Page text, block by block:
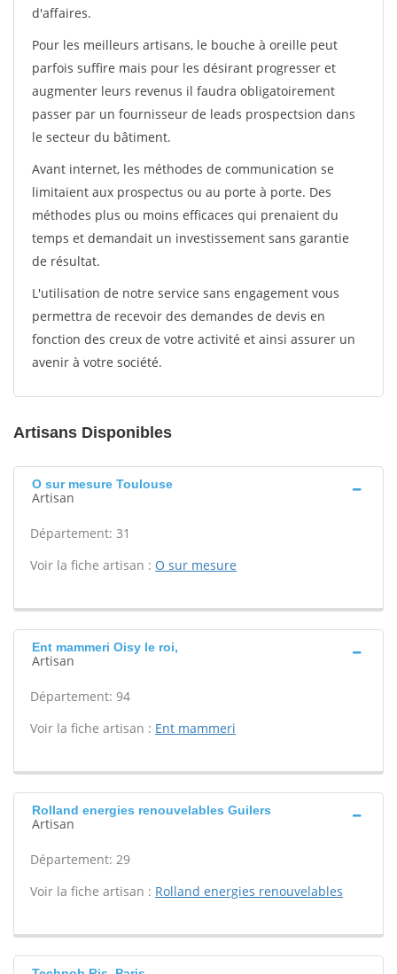
d'affaires.
Pour les meilleurs artisans, le bouche à oreille peut
parfois suffire mais pour les désirant progresser et
augmenter leurs revenus il faudra obligatoirement
passer par un fournisseur de leads prospectsion dans
le secteur du bâtiment.
Avant internet, les méthodes de communication se
limitaient aux prospectus ou au porte à porte. Des
méthodes plus ou moins efficaces qui prenaient du
temps et demandait un investissement sans garantie
de résultat.
L'utilisation de notre service sans engagement vous
permettra de recevoir des demandes de devis en
fonction des creux de votre activité et ainsi assurer un
avenir à votre société.
Artisans Disponibles
O sur mesure Toulouse
Artisan
Département: 31
Voir la fiche artisan : O sur mesure
Ent mammeri Oisy le roi,
Artisan
Département: 94
Voir la fiche artisan : Ent mammeri
Rolland energies renouvelables Guilers
Artisan
Département: 29
Voir la fiche artisan : Rolland energies renouvelables